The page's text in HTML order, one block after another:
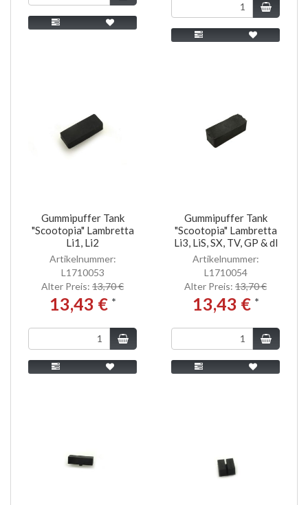
Gummipuffer Tank
"Scootopia" Lambretta
Li1, Li2
Artikelnummer:
L1710053
Alter Preis: 13,70 €
13,43 € *
Gummipuffer Tank
"Scootopia" Lambretta
Li3, LiS, SX, TV, GP & dl
Artikelnummer:
L1710054
Alter Preis: 13,70 €
13,43 € *